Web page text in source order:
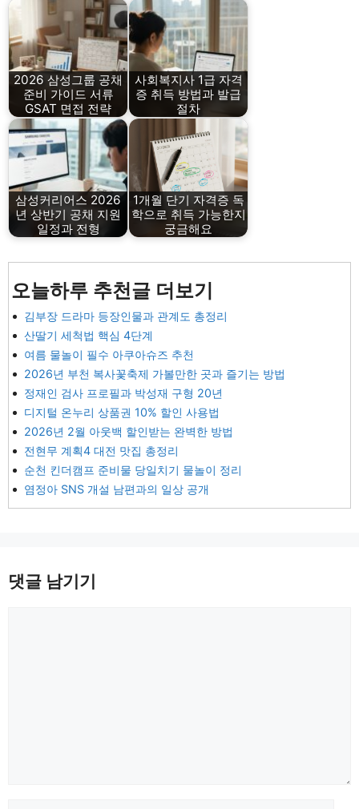
2026 삼성그룹 공채
준비 가이드 서류
GSAT 면접 전략
사회복지사 1급 자격
증 취득 방법과 발급
절차
삼성커리어스 2026
년 상반기 공채 지원
일정과 전형
1개월 단기 자격증 독
학으로 취득 가능한지
궁금해요
오늘하루 추천글 더보기
김부장 드라마 등장인물과 관계도 총정리
산딸기 세척법 핵심 4단계
여름 물놀이 필수 아쿠아슈즈 추천
2026년 부천 복사꽃축제 가볼만한 곳과 즐기는 방법
정재인 검사 프로필과 박성재 구형 20년
디지털 온누리 상품권 10% 할인 사용법
2026년 2월 아웃백 할인받는 완벽한 방법
전현무 계획4 대전 맛집 총정리
순천 킨더캠프 준비물 당일치기 물놀이 정리
염정아 SNS 개설 남편과의 일상 공개
댓글 남기기